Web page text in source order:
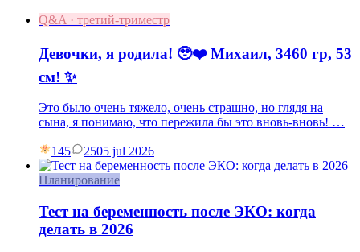
Q&A · третий-триместр
Девочки, я родила! 🥹❤️ Михаил, 3460 гр, 53
см! ✨
Это было очень тяжело, очень страшно, но глядя на
сына, я понимаю, что пережила бы это вновь-вновь! …
145 2505 jul 2026
Планирование
Тест на беременность после ЭКО: когда
делать в 2026